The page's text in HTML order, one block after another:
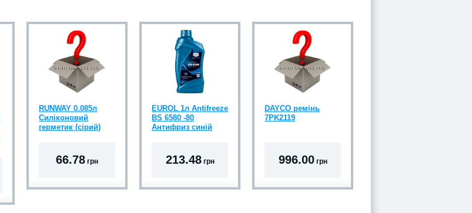
RUNWAY 0.085л
Силіконовий
герметик (сірий)
66.78 грн
EUROL 1л Antifreeze
BS 6580 -80
Антифриз синій
213.48грн
DAYCO ремінь
7PK2119
996.00грн